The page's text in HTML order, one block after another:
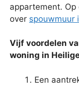
appartement.
over spouwmuur
Vijf voordelen
woning in
Een